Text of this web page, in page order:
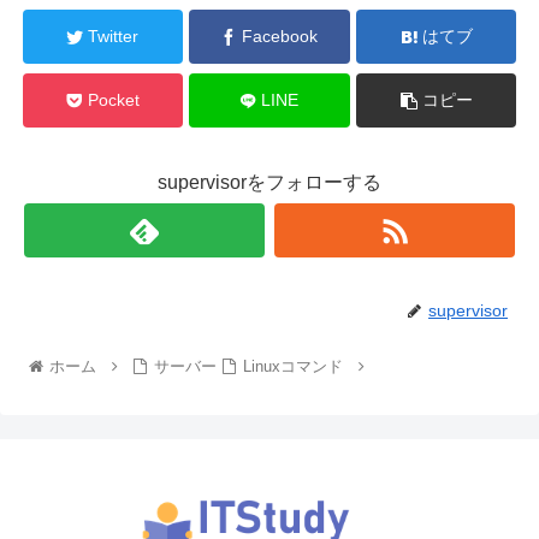
Twitter Facebook はてブ
Pocket LINE コピー
supervisorをフォローする
supervisor
ホーム サーバー Linuxコマンド